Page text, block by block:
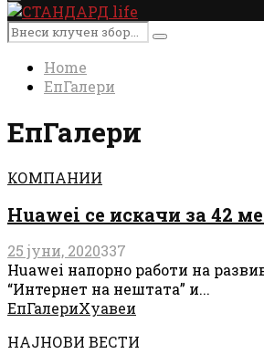
Primary
Menu
Search
for:
Search
Home
ЕпГалери
ЕпГалери
КОМПАНИИ
Huawei се искачи за 42
25 јуни, 2020337
Huawei напорно работи на
“Интернет на нештата” и...
ЕпГалериХуавеи
НАЈНОВИ ВЕСТИ